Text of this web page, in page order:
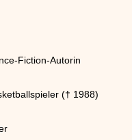
Fiction-Autorin
(† 1988)